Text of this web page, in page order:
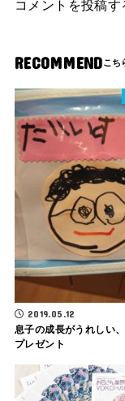
コメントを投稿す
RECOMMEND
2019.05.12
息子の成長がうれしい
プレゼント